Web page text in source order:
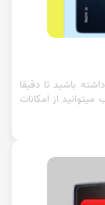
باشید تا دقیقا
از امکانات